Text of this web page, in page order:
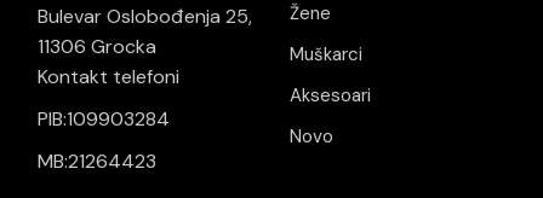
Bulevar Oslobođenja 25,
11306 Grocka
Kontakt telefoni
PIB:109903284
MB:21264423
Žene
Muškarci
Aksesoari
Novo